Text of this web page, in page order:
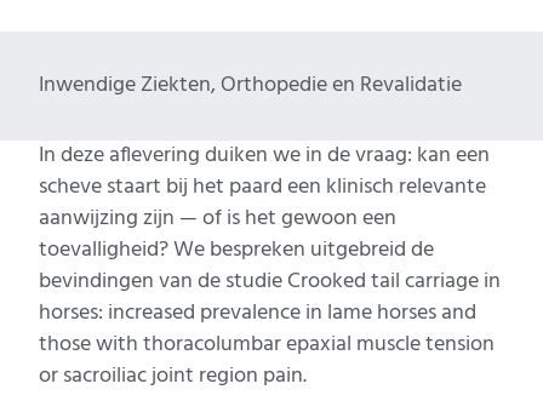
Inwendige Ziekten, Orthopedie en Revalidatie
In deze aflevering duiken we in de vraag: kan een
scheve staart bij het paard een klinisch relevante
aanwijzing zijn — of is het gewoon een
toevalligheid? We bespreken uitgebreid de
bevindingen van de studie Crooked tail carriage in
horses: increased prevalence in lame horses and
those with thoracolumbar epaxial muscle tension
or sacroiliac joint region pain.